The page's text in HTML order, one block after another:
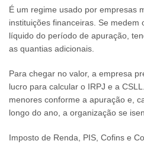
É um regime usado por empresas
instituições financeiras. Se medem
líquido do período de apuração,
as quantias adicionais.
Para chegar no valor, a empresa
lucro para calcular o IRPJ e a
menores conforme a apuração e,
longo do ano, a organização se
Imposto de Renda, PIS, Cofins e